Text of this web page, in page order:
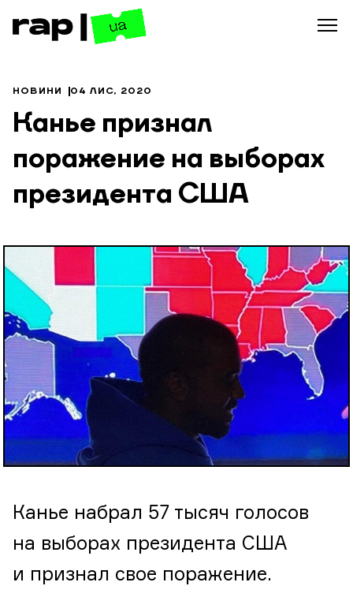
НОВИНИ 04 ЛИС, 2020
Канье признал
поражение на выборах
президента США
Канье набрал 57 тысяч голосов
на выборах президента США
и признал свое поражение.